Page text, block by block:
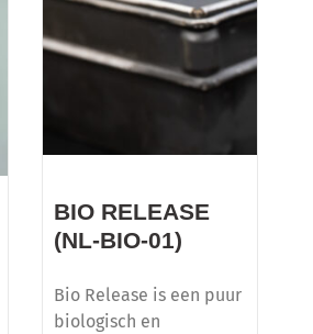
broodje op basis van
kwark!
BIO RELEASE
(NL-BIO-01)
Bio Release is een puur
biologisch en